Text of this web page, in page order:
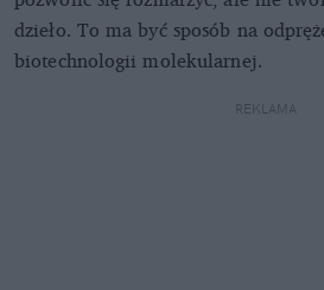
dzieło. To ma być sposób na
biotechnologii molekularnej.
REKLAMA